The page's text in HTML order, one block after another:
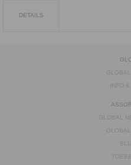
DETAILS
INFO
GLOBAL